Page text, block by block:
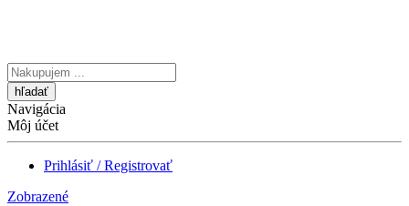
Vyhľadávanie
tu
Navigácia
Môj účet
Prihlásiť / Registrovať
Zobrazené